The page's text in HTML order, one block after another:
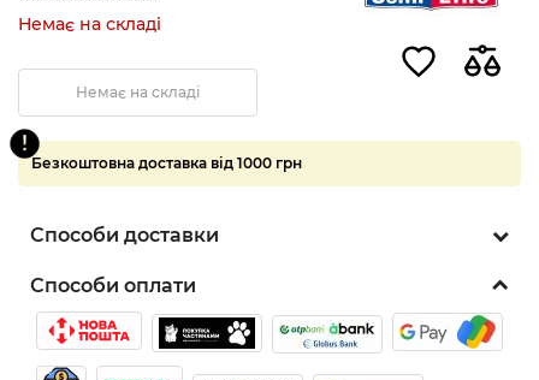
Немає на складі
Немає на складі
Безкоштовна доставка від 1000 грн
Способи доставки
Способи оплати